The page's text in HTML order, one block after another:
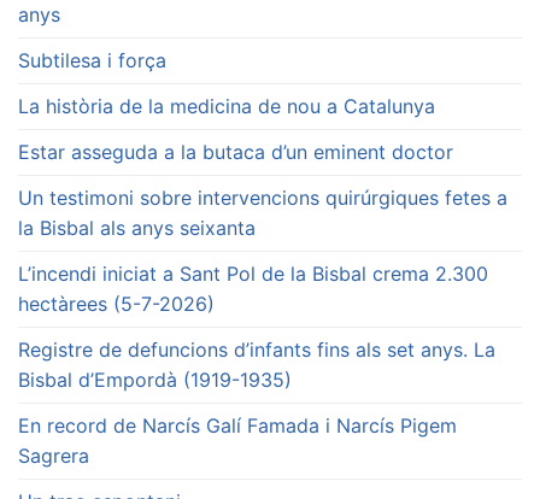
anys
Subtilesa i força
La història de la medicina de nou a Catalunya
Estar asseguda a la butaca d’un eminent doctor
Un testimoni sobre intervencions quirúrgiques fetes a
la Bisbal als anys seixanta
L’incendi iniciat a Sant Pol de la Bisbal crema 2.300
hectàrees (5-7-2026)
Registre de defuncions d’infants fins als set anys. La
Bisbal d’Empordà (1919-1935)
En record de Narcís Galí Famada i Narcís Pigem
Sagrera